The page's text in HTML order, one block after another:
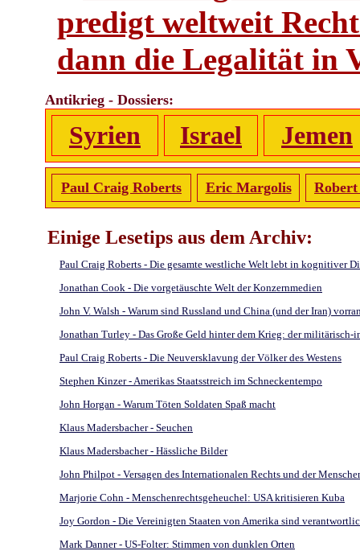
predigt weltweit
dann die Legalität in
Antikrieg - Dossiers:
Syrien Israel Jemen
Paul Craig Roberts Eric Margolis
Einige Lesetips aus dem Archiv:
Paul Craig Roberts - Die gesamte westliche Welt lebt in kognitiver
Jonathan Cook - Die vorgetäuschte Welt der Konzernmedien
John V. Walsh - Warum sind Russland und China (und der Iran)
Jonathan Turley - Das Große Geld hinter dem Krieg: der
Paul Craig Roberts - Die Neuversklavung der Völker des Westens
Stephen Kinzer - Amerikas Staatsstreich im Schneckentempo
John Horgan - Warum Töten Soldaten Spaß macht
Klaus Madersbacher - Seuchen
Klaus Madersbacher - Hässliche Bilder
John Philpot - Versagen des Internationalen Rechts und der
Marjorie Cohn - Menschenrechtsgeheuchel: USA kritisieren Kuba
Joy Gordon - Die Vereinigten Staaten von Amerika sind
Mark Danner - US-Folter: Stimmen von dunklen Orten